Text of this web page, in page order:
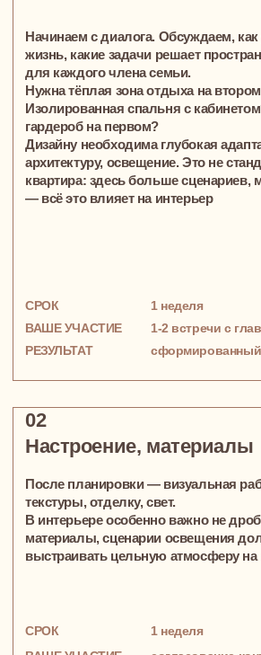
Авторская мебель на заказ
Мы создаём встроенные системы хранения,
адаптированные под ваши привычки. Кухни и столы,
учитывающие ваш ритм жизни, и уникальные
предметы, которые гармонично вписываются
в пространство и делают его по-настоящему вашим